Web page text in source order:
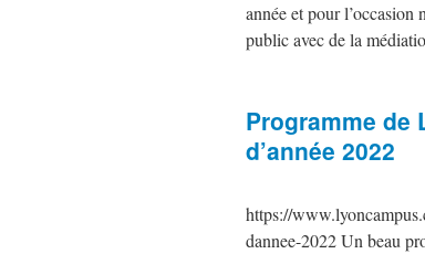
année et pour l’occasion
public avec de la
Programme de
d’année 2022
https://
dannee-2022 Un beau